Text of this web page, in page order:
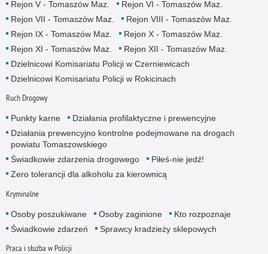
Rejon V - Tomaszów Maz.
Rejon VI - Tomaszów Maz.
Rejon VII - Tomaszów Maz.
Rejon VIII - Tomaszów Maz.
Rejon IX - Tomaszów Maz.
Rejon X - Tomaszów Maz.
Rejon XI - Tomaszów Maz.
Rejon XII - Tomaszów Maz.
Dzielnicowi Komisariatu Policji w Czerniewicach
Dzielnicowi Komisariatu Policji w Rokicinach
Ruch Drogowy
Punkty karne
Działania profilaktyczne i prewencyjne
Działania prewencyjno kontrolne podejmowane na drogach
powiatu Tomaszowskiego
Świadkowie zdarzenia drogowego
Piłeś-nie jedź!
Zero tolerancji dla alkoholu za kierownicą
Kryminalne
Osoby poszukiwane Osoby zaginione
Kto rozpoznaje
Świadkowie zdarzeń
Sprawcy kradzieży sklepowych
Praca i służba w Policji